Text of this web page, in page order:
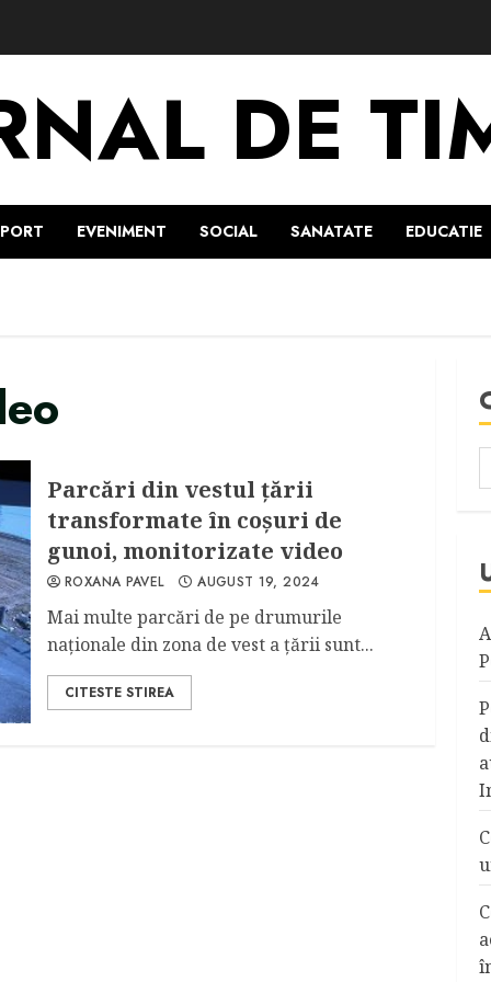
DE
EVENIMENT SOCIAL SANATATE EDUCATIE
Parcări din vestul țării
transformate în coșuri de
gunoi, monitorizate video
ROXANA PAVEL AUGUST 19, 2024
Mai multe parcări de pe drumurile
naționale din zona de vest a țării sunt...
CITESTE STIREA